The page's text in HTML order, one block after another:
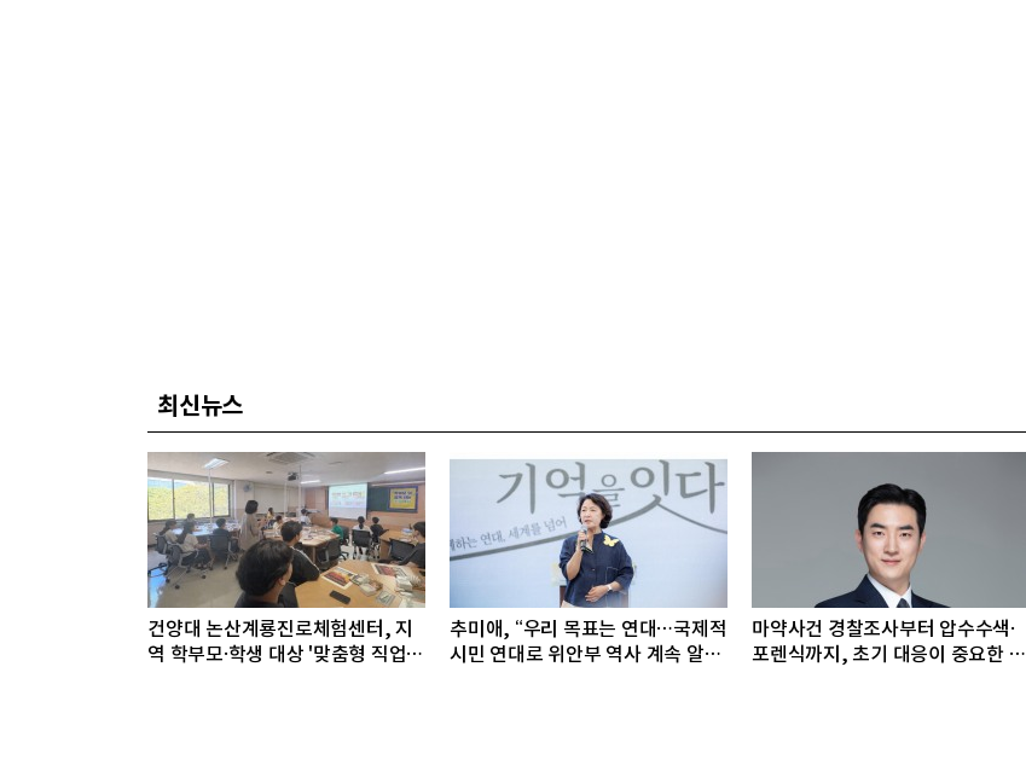
최신뉴스
건양대 논산계룡진로체험센터, 지
역 학부모·학생 대상 '맞춤형 직업
추미애, “우리 목표는 연대…국제적
시민 연대로 위안부 역사 계속 알려
마약사건 경찰조사부터 압수수색·
포렌식까지, 초기 대응이 중요한 이